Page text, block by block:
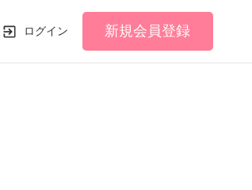
ログイン 新規会員登録